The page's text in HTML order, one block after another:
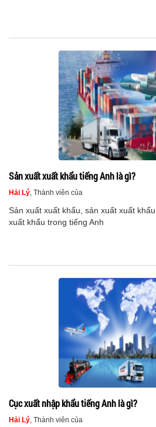
Sản xuất xuất khẩu tiếng Anh là gì?
Hải Lý , Thành viên của
Sản xuất xuất khẩu, sản xuất xuất
xuất khẩu trong tiếng Anh
Cục xuất nhập khẩu tiếng Anh là gì?
Hải Lý , Thành viên của